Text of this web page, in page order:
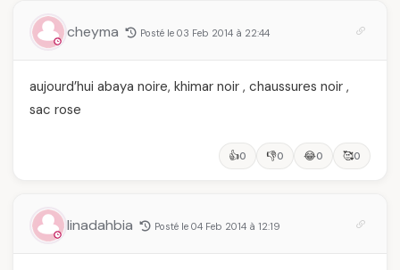
cheyma Posté le 03 Feb 2014 à 22:44
aujourd’hui abaya noire, khimar noir , chaussures noir ,
sac rose
👍0 👎0 😂0 🥰0
linadahbia Posté le 04 Feb 2014 à 12:19